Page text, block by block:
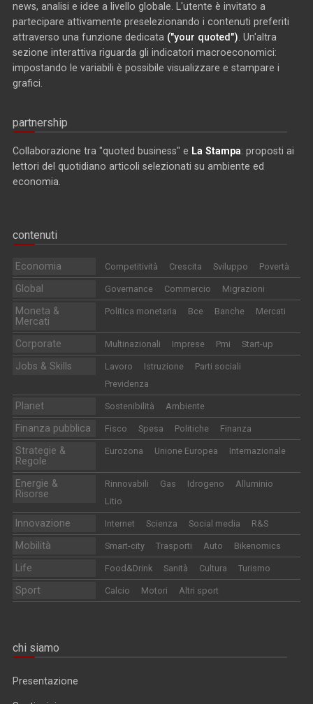
news, analisi e idee a livello globale. L'utente è invitato a
partecipare attivamente preselezionando i contenuti preferiti
attraverso una funzione dedicata ("your quoted") . Un'altra
sezione interattiva riguarda gli indicatori macroeconomici:
impostando le variabili è possibile visualizzare e stampare i
grafici.
partnership
Collaborazione tra "quoted business" e La Stampa: proposti ai
lettori del quotidiano articoli selezionati su ambiente ed
economia.
contenuti
Economia Competitività Crescita Sviluppo Povertà
Global Governance Commercio Migrazioni
Moneta &
Mercati
Politica monetaria Bce Banche Mercati
Corporate Multinazionali Imprese Pmi Start-up
Jobs & Skills Lavoro Istruzione
Parti sociali
Previdenza
Planet Sostenibilità Ambiente
Finanza pubblica Fisco Spesa Politiche Finanza
Strategie &
Regole
Eurozona Unione Europea Internazionale
Energie &
Risorse
Rinnovabili Gas Idrogeno
Alluminio
Litio
Innovazione Internet Scienza Social media R&S
Mobilità Smart-city Trasporti Auto Bikenomics
Life Food&Drink Sanità Cultura Turismo
Sport Calcio Motori Altri sport
chi siamo
Presentazione